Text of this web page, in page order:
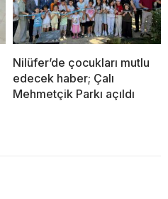
Nilüfer’de çocukları mutlu
edecek haber; Çalı
Mehmetçik Parkı açıldı